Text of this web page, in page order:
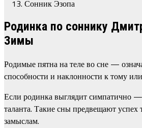
Сонник Эзопа
Родинка по соннику
Зимы
Родимые пятна на теле во сне —
способности и наклонности к тому
Если родинка выглядит симпатично
таланта. Такие сны предвещают
замыслам.